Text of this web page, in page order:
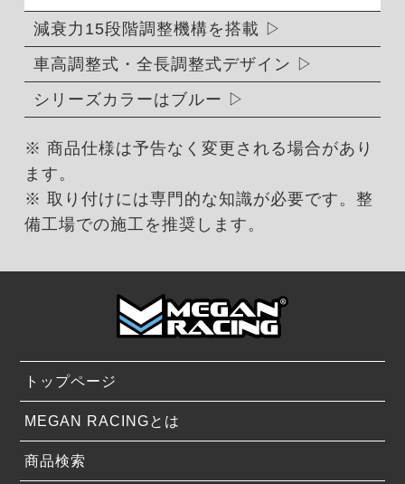
減衰力15段階調整機構を搭載
車高調整式・全長調整式デザイン
シリーズカラーはブルー
※ 商品仕様は予告なく変更される場合があり
ます。
※ 取り付けには専門的な知識が必要です。整
備工場での施工を推奨します。
トップページ
MEGAN RACINGとは
商品検索